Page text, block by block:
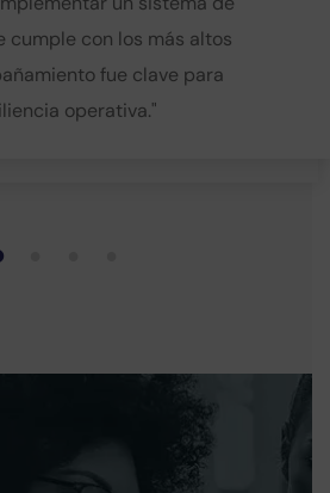
cumple con los más altos
fue clave para
operativa."